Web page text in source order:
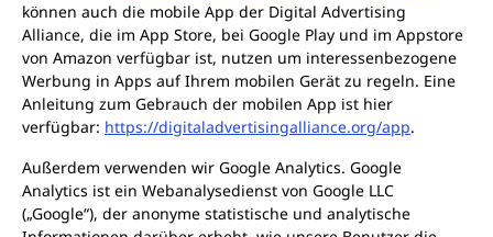
können auch die mobile App der Digital Advertising
Alliance, die im App Store, bei Google Play und im Appstore
von Amazon verfügbar ist, nutzen um interessenbezogene
Werbung in Apps auf Ihrem mobilen Gerät zu regeln. Eine
Anleitung zum Gebrauch der mobilen App ist hier
verfügbar: https://digitaladvertisingalliance.org/app.
Außerdem verwenden wir Google Analytics. Google
Analytics ist ein Webanalysedienst von Google LLC
(„Google“), der anonyme statistische und analytische